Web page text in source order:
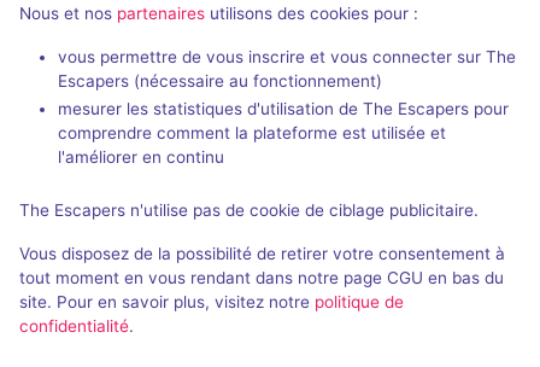
Le film inachevé d'Alice Guy
Aucun avis
2 - 6
Inconnue
Historique / Culturel
Nous et nos partenaires utilisons des cookies pour :
vous permettre de vous inscrire et vous connecter sur The
Escapers (nécessaire au fonctionnement)
mesurer les statistiques d'utilisation de The Escapers pour
comprendre comment la plateforme est utilisée et
l'améliorer en continu
The Escapers n'utilise pas de cookie de ciblage publicitaire.
Vous disposez de la possibilité de retirer votre consentement à
tout moment en vous rendant dans notre page CGU en bas du
site. Pour en savoir plus, visitez notre politique de
confidentialité.